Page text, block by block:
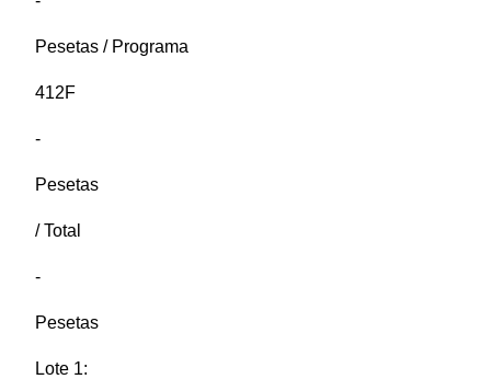
Pesetas / Programa
412F
-
Pesetas
/ Total
-
Pesetas
Lote 1: